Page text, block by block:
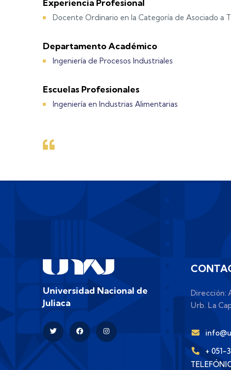
Experiencia Profesional
Docente Ordinario en la Categoría de Asociado a
Departamento Académico
Ingeniería de Procesos Industriales
Escuelas Profesionales
Ingeniería en Industrias Alimentarias
Universidad Nacional de
Juliaca
Dirección:
Urb. La
+ 051-